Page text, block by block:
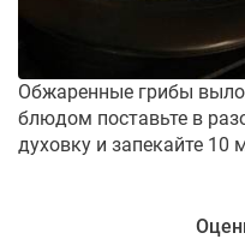
Обжаренные грибы
блюдом поставьте в
духовку и запекайте 10